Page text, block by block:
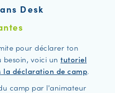
Desk
pour déclarer ton
besoin, voici un tutoriel
la déclaration de camp.
camp par l'animateur